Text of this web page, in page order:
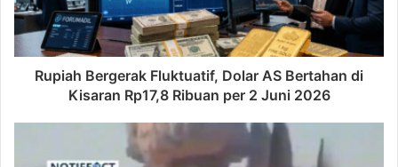
Rupiah Bergerak Fluktuatif, Dolar AS Bertahan di
Kisaran Rp17,8 Ribuan per 2 Juni 2026